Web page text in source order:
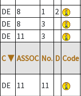
DE
8 1 2
DE
8 3
DE
11 3
C ▼ ASSOC No. D Code
DE 11 11